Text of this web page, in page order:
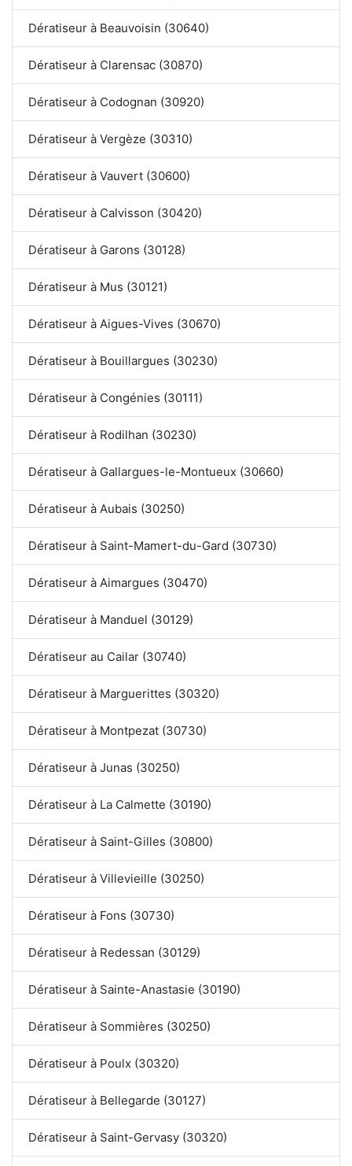
Dératiseur à Beauvoisin (30640)
Dératiseur à Clarensac (30870)
Dératiseur à Codognan (30920)
Dératiseur à Vergèze (30310)
Dératiseur à Vauvert (30600)
Dératiseur à Calvisson (30420)
Dératiseur à Garons (30128)
Dératiseur à Mus (30121)
Dératiseur à Aigues-Vives (30670)
Dératiseur à Bouillargues (30230)
Dératiseur à Congénies (30111)
Dératiseur à Rodilhan (30230)
Dératiseur à Gallargues-le-Montueux (30660)
Dératiseur à Aubais (30250)
Dératiseur à Saint-Mamert-du-Gard (30730)
Dératiseur à Aimargues (30470)
Dératiseur à Manduel (30129)
Dératiseur au Cailar (30740)
Dératiseur à Marguerittes (30320)
Dératiseur à Montpezat (30730)
Dératiseur à Junas (30250)
Dératiseur à La Calmette (30190)
Dératiseur à Saint-Gilles (30800)
Dératiseur à Villevieille (30250)
Dératiseur à Fons (30730)
Dératiseur à Redessan (30129)
Dératiseur à Sainte-Anastasie (30190)
Dératiseur à Sommières (30250)
Dératiseur à Poulx (30320)
Dératiseur à Bellegarde (30127)
Dératiseur à Saint-Gervasy (30320)